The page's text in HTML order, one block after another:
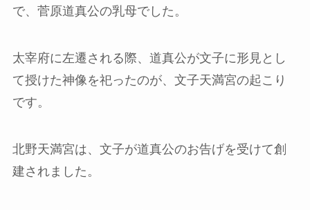
で、菅原道真公の乳母でした。
太宰府に左遷される際、道真公が文子に形見とし
て授けた神像を祀ったのが、文子天満宮の起こり
です。
北野天満宮は、文子が道真公のお告げを受けて創
建されました。